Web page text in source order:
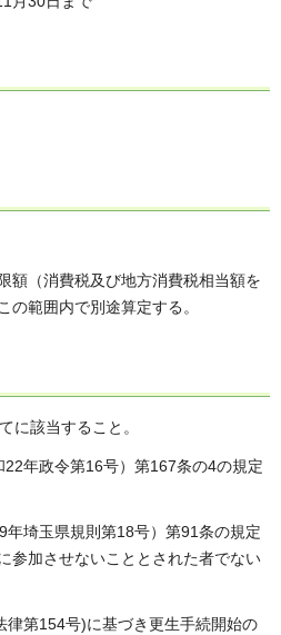
額（消費税及び地方消費税相当額を
の範囲内で別途算定する。
に該当すること。
22年政令第16号）第167条の4の規定
年埼玉県規則第18号）第91条の規定
参加させないこととされた者でない
律第154号)に基づき更生手続開始の